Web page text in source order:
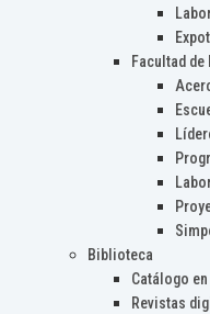
Facultad
Biblioteca
Catálogo
Revistas